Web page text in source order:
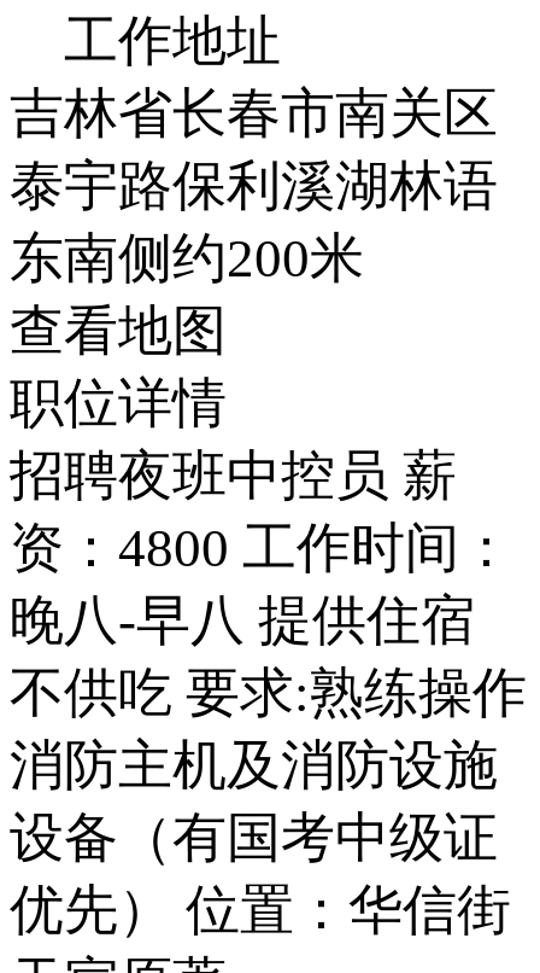
工作地址
吉林省长春市南关区
泰宇路保利溪湖林语
东南侧约200米
查看地图
职位详情
招聘夜班中控员 薪
资：4800 工作时间：
晚八-早八 提供住宿
不供吃 要求:熟练操作
消防主机及消防设施
设备（有国考中级证
优先） 位置：华信街